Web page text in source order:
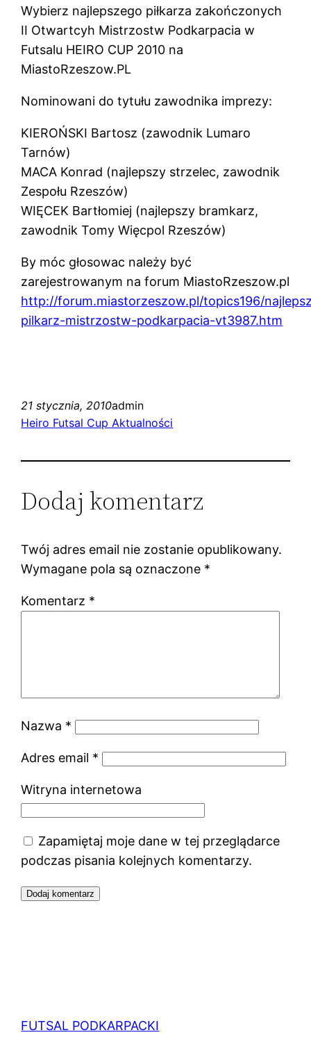
Wybierz najlepszego piłkarza zakończonych
II Otwartcyh Mistrzostw Podkarpacia w
Futsalu HEIRO CUP 2010 na
MiastoRzeszow.PL
Nominowani do tytułu zawodnika imprezy:
KIEROŃSKI Bartosz (zawodnik Lumaro
Tarnów)
MACA Konrad (najlepszy strzelec, zawodnik
Zespołu Rzeszów)
WIĘCEK Bartłomiej (najlepszy bramkarz,
zawodnik Tomy Więcpol Rzeszów)
By móc głosowac należy być
zarejestrowanym na forum MiastoRzeszow.pl
http://forum.miastorzeszow.pl/topics196/
pilkarz-mistrzostw-podkarpacia-vt3987.htm
21 stycznia, 2010admin
Heiro Futsal Cup Aktualności
Dodaj komentarz
Twój adres email nie zostanie opublikowany.
Wymagane pola są oznaczone *
Komentarz *
Nazwa *
Adres email *
Witryna internetowa
Zapamiętaj moje dane w tej przeglądarce
podczas pisania kolejnych komentarzy.
FUTSAL PODKARPACKI